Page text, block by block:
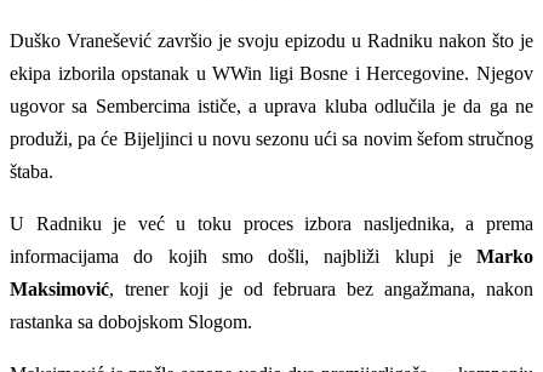
Duško Vranešević završio je svoju epizodu u Radniku nakon što je
ekipa izborila opstanak u WWin ligi Bosne i Hercegovine. Njegov
ugovor sa Sembercima ističe, a uprava kluba odlučila je da ga ne
produži, pa će Bijeljinci u novu sezonu ući sa novim šefom stručnog
štaba.
U Radniku je već u toku proces izbora nasljednika, a prema
informacijama do kojih smo došli, najbliži klupi je Marko
Maksimović, trener koji je od februara bez angažmana, nakon
rastanka sa dobojskom Slogom.